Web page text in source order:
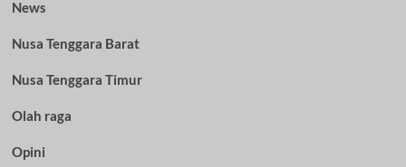
News
Nusa Tenggara Barat
Nusa Tenggara Timur
Olah raga
Opini